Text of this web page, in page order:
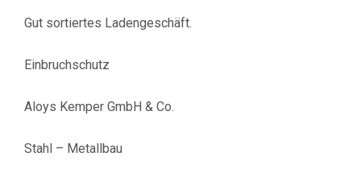
Gut sortiertes Ladengeschäft.
Einbruchschutz
Aloys Kemper GmbH & Co.
Stahl – Metallbau